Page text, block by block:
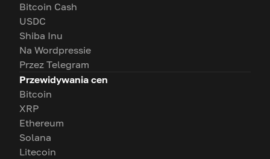
Bitcoin Cash
USDC
Shiba Inu
Na Wordpressie
Przez Telegram
Przewidywania cen
Bitcoin
XRP
Ethereum
Solana
Litecoin